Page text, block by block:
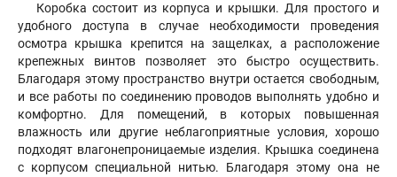
Коробка состоит из корпуса и крышки. Для простого и
удобного доступа в случае необходимости проведения
осмотра крышка крепится на защелках, а расположение
крепежных винтов позволяет это быстро осуществить.
Благодаря этому пространство внутри остается свободным,
и все работы по соединению проводов выполнять удобно и
комфортно. Для помещений, в которых повышенная
влажность или другие неблагоприятные условия, хорошо
подходят влагонепроницаемые изделия. Крышка соединена
с корпусом специальной нитью. Благодаря этому она не